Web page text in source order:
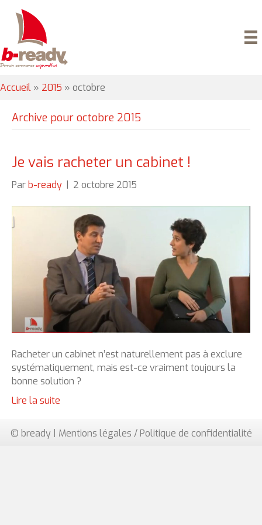
Accueil » 2015 » octobre
Archive pour octobre 2015
Je vais racheter un cabinet !
Par b-ready 2 octobre 2015
Racheter un cabinet n’est naturellement pas à exclure
systématiquement, mais est-ce vraiment toujours la
bonne solution ?
Lire la suite
© bready | Mentions légales / Politique de confidentialité